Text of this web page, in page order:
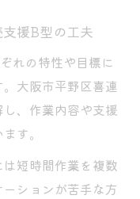
援B型の工夫
れの特性や目標に
大阪市平野区喜連
、作業内容や支援
す。
短時間作業を複数
ションが苦手な方